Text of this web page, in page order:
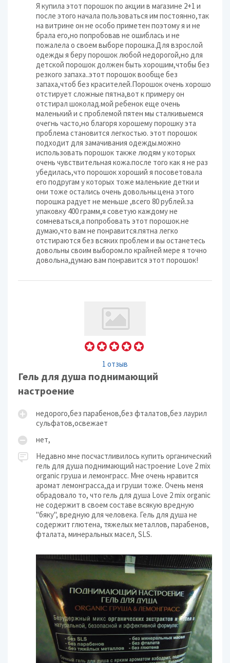
Я купила этот порошок по акции в магазине 2+1 и
после этого начала пользоваться им постоянно,так
на витрине он не особо приметен поэтому я и не
брала его,но попробовав не ошиблась и не
пожалела о своем выборе порошка.Для взрослой
одежды я беру порошок любой недорогой,но для
детской порошок должен быть хорошим,чтобы без
резкого запаха..этот порошок вообще без
запаха,чтоб без красителей.Порошок очень хорошо
отстирует сложные пятна,вот к примеру он
отстирал шоколад.мой ребенок еще очень
маленький и с проблемой пятен мы сталкивыемся
очегнь часто,но благоря хорошему порошку эта
проблема становится легкостью. этот порошок
подходит для замачивания одежды.можно
использовать порошок также людям у которых
очень чувствительная кожа.после того как я не раз
убедилась,что порошок хороший я посоветовала
его подругам у которых тоже маленькие детки и
они тоже остались очень довольны.цена этого
порошка радует не меньше ,всего 80 рублей.за
упаковку 400 грамм,я советую каждому не
сомневаться,а попробовать этот порошок.не
думаю,что вам не понравится.пятна легко
отстираются без всяких проблем и вы останетесь
довольны своим выбором.по крайней мере я точно
довольна,думаю вам понравится этот порошок!
1 отзыв
Гель для душа поднимающий
настроение
недорого,без парабенов,без фталатов,без лаурил
сульфатов,освежает
нет,
Недавно мне посчастливилось купить органический
гель для душа поднимающий настроение Love 2 mix
organic груша и лемонграсс. Мне очень нравится
аромат лемонграсса,да и груши тоже. Очень меня
обрадовало то, что гель для душа Love 2 mix organic
не содержит в своем составе всякую вредную
"бяку", вредную для человека. Гель для душа не
содержит глютена, тяжелых металлов, парабенов,
фталата, минеральных масел, SLS.